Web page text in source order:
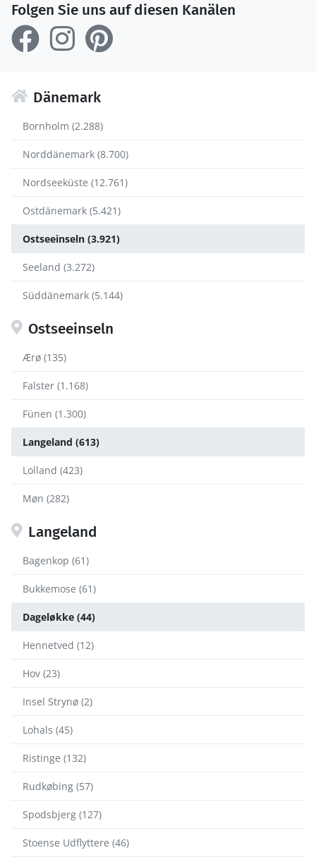
Folgen Sie uns auf diesen Kanälen
Dänemark
Bornholm (2.288)
Norddänemark (8.700)
Nordseeküste (12.761)
Ostdänemark (5.421)
Ostseeinseln (3.921)
Seeland (3.272)
Süddänemark (5.144)
Ostseeinseln
Ærø (135)
Falster (1.168)
Fünen (1.300)
Langeland (613)
Lolland (423)
Møn (282)
Langeland
Bagenkop (61)
Bukkemose (61)
Dageløkke (44)
Hennetved (12)
Hov (23)
Insel Strynø (2)
Lohals (45)
Ristinge (132)
Rudkøbing (57)
Spodsbjerg (127)
Stoense Udflyttere (46)